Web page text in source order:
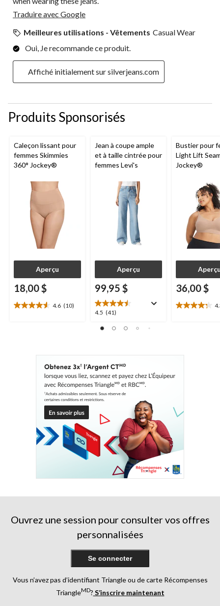
Traduire avec Google
Meilleures utilisations - Vêtements Casual Wear
Oui, Je recommande ce produit.
Affiché initialement sur silverjeans.com
Produits Sponsorisés
Caleçon lissant pour
femmes Skimmies
360° Jockey®
Aperçu
18,00 $
4.6 (10)
4.6
évaluations
Jean à coupe ample
et à taille cintrée pour
femmes Levi's
Aperçu
99,95 $
4.5 (41)
4.5
sur
Bustier pour
Light Lift
Jockey®
36,00 $
4.3
évaluations
Ouvrez une session pour consulter vos offres
personnalisées
Se connecter
Vous n’avez pas d’identifiant Triangle ou de carte Récompenses
TriangleMD? S’inscrire maintenant